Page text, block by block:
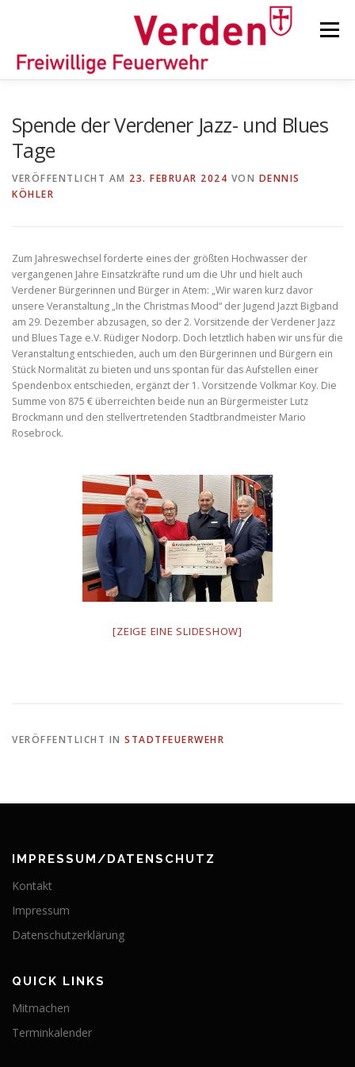
Menü
TIPPS/TRICKS
Spende der Verdener Jazz- und Blues
Tage
VERÖFFENTLICHT AM 23. FEBRUAR 2024 VON DENNIS
KÖHLER
Zum Jahreswechsel forderte eines der größten Hochwasser der
vergangenen Jahre Einsatzkräfte rund um die Uhr und hielt auch
Verdener Bürgerinnen und Bürger in Atem: „Wir waren kurz davor
unsere Veranstaltung „In the Christmas Mood“ der Jugend Jazzt Bigband
am 29. Dezember abzusagen, so der 2. Vorsitzende der Verdener Jazz
und Blues Tage e.V. Rüdiger Nodorp. Doch letztlich haben wir uns für die
Veranstaltung entschieden, auch um den Bürgerinnen und Bürgern ein
Stück Normalität zu bieten und uns spontan für das Aufstellen einer
Spendenbox entschieden, ergänzt der 1. Vorsitzende Volkmar Koy. Die
Summe von 875 € überreichten beide nun an Bürgermeister Lutz
Brockmann und den stellvertretenden Stadtbrandmeister Mario
Rosebrock.
[ZEIGE EINE SLIDESHOW]
VERÖFFENTLICHT IN STADTFEUERWEHR
IMPRESSUM/DATENSCHUTZ
Kontakt
Impressum
Datenschutzerklärung
QUICK LINKS
Mitmachen
Terminkalender